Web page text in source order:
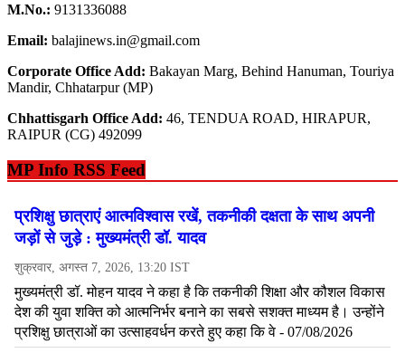
M.No.: 9131336088
Email: balajinews.in@gmail.com
Corporate Office Add: Bakayan Marg, Behind Hanuman, Touriya
Mandir, Chhatarpur (MP)
Chhattisgarh Office Add: 46, TENDUA ROAD, HIRAPUR,
RAIPUR (CG) 492099
MP Info RSS Feed